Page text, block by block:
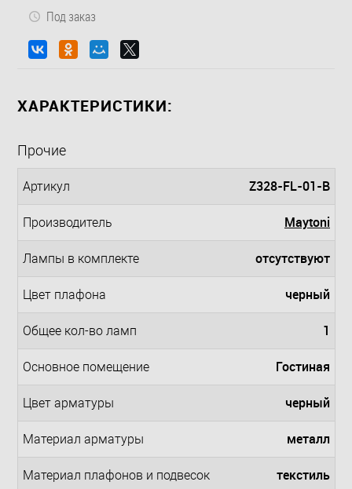
Под заказ
ХАРАКТЕРИСТИКИ:
Прочие
Артикул Z328-FL-01-B
Производитель Maytoni
Лампы в комплекте отсутствуют
Цвет плафона черный
Общее кол-во ламп 1
Основное помещение Гостиная
Цвет арматуры черный
Материал арматуры металл
Материал плафонов и подвесок текстиль